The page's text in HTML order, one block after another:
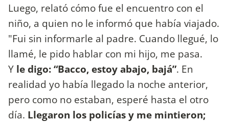
Luego, relató cómo fue el encuentro con el
niño, a quien no le informó que había viajado.
"Fui sin informarle al padre. Cuando llegué, lo
llamé, le pido hablar con mi hijo, me pasa.
Y le digo: “Bacco, estoy abajo, bajá”. En
realidad yo había llegado la noche anterior,
pero como no estaban, esperé hasta el otro
día. Llegaron los policías y me mintieron;